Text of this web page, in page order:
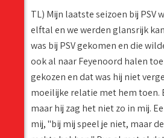
TL) Mijn laatste seizoen bij PSV
elftal en we werden glansrijk
was bij PSV gekomen en die
ook al naar Feyenoord halen
gekozen en dat was hij niet
moeilijke relatie met hem toen.
maar hij zag het niet zo in mij.
mij, "bij mij speel je niet, maar